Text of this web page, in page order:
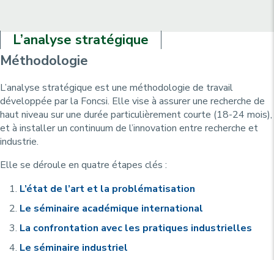
L’analyse stratégique
Méthodologie
L’analyse stratégique est une méthodologie de travail
développée par la Foncsi. Elle vise à assurer une recherche de
haut niveau sur une durée particulièrement courte (18-24 mois),
et à installer un continuum de l’innovation entre recherche et
industrie.
Elle se déroule en quatre étapes clés :
L’état de l’art et la problématisation
Le séminaire académique international
La confrontation avec les pratiques industrielles
Le séminaire industriel